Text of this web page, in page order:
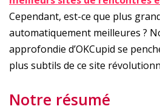
Cependant, est-ce que plus
automatiquement meilleures ?
approfondie d’OKCupid se
plus subtils de ce site
Notre résumé